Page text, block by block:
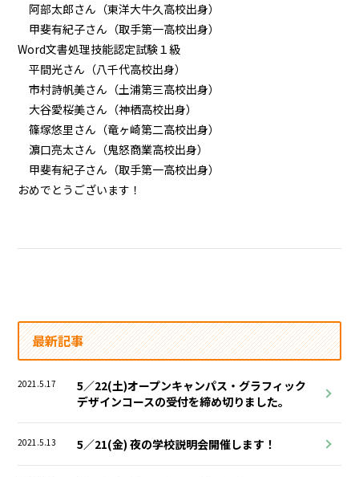
阿部太郎さん（東洋大牛久高校出身）
甲斐有紀子さん（取手第一高校出身）
Word文書処理技能認定試験１級
平間光さん（八千代高校出身）
市村詩帆美さん（土浦第三高校出身）
大谷愛桜美さん（神栖高校出身）
篠塚悠里さん（竜ヶ崎第二高校出身）
濵口亮太さん（鬼怒商業高校出身）
甲斐有紀子さん（取手第一高校出身）
おめでとうございます！
最新記事
2021.5.17
5／22(土)オープンキャンパス・グラフィック
デザインコースの受付を締め切りました。
2021.5.13 5／21(金) 夜の学校説明会開催します！